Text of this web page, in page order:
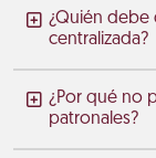
¿Quién debe
centralizada?
¿Por qué no
patronales?